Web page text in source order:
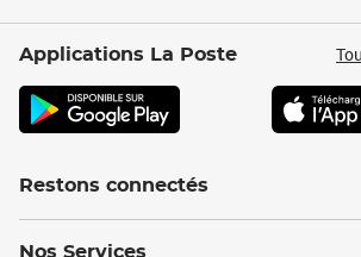
Applications La Poste
Restons connectés
Nos Services